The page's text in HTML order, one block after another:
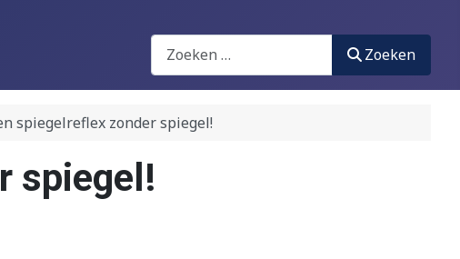
Zoeken
Zoeken
spiegelreflex zonder spiegel!
spiegel!